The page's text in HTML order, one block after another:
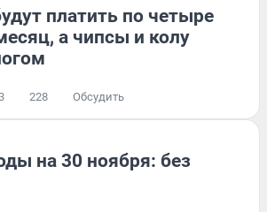
платить по четыре
а чипсы и колу
228 Обсудить
на 30 ноября: без